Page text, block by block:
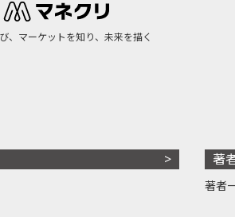
、マーケットを知り、未来を描く
著
著者